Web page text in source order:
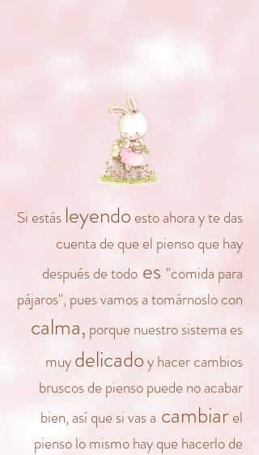
Si estás leyendo esto ahora y te das
cuenta de que el pienso que hay
después de todo es "comida para
pájaros", pues vamos a tomárnoslo con
calma, porque nuestro sistema es
muydelicadoy hacer cambios
bruscos de pienso puede no acabar
bien, así que si vas a cambiarel
pienso lo mismo hay que hacerlo de